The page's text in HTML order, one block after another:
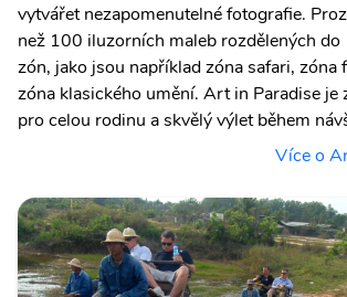
vytvářet nezapomenutelné fotografie.
než 100 iluzorních maleb rozdělených
zón, jako jsou například zóna safari, zóna
zóna klasického umění. Art in Paradise je
pro celou rodinu a skvělý výlet během
Více o